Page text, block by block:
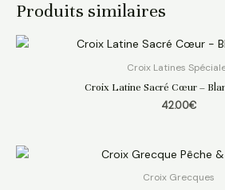
Produits similaires
Croix Latines
Croix Latine Sacré Cœur –
42.00€
Croix Grecques